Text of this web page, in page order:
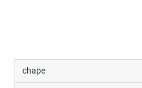
chape